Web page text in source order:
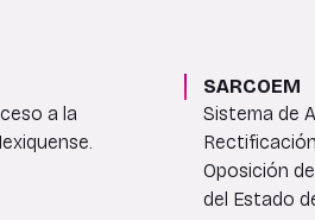
a la
SARCOEM
Sistema de
Oposición
del Estado